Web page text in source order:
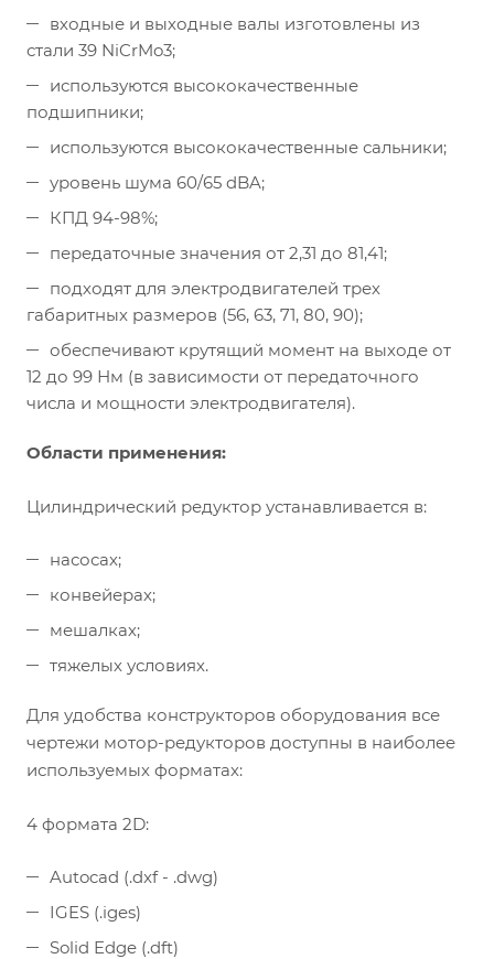
входные и выходные валы изготовлены из
стали 39 NiCrMo3;
используются высококачественные
подшипники;
используются высококачественные сальники;
уровень шума 60/65 dBA;
КПД 94-98%;
передаточные значения от 2,31 до 81,41;
подходят для электродвигателей трех
габаритных размеров (56, 63, 71, 80, 90);
обеспечивают крутящий момент на выходе от
12 до 99 Нм (в зависимости от передаточного
числа и мощности электродвигателя).
Области применения:
Цилиндрический редуктор устанавливается в:
насосах;
конвейерах;
мешалках;
тяжелых условиях.
Для удобства конструкторов оборудования все
чертежи мотор-редукторов доступны в наиболее
используемых форматах:
4 формата 2D:
Autocad (.dxf - .dwg)
IGES (.iges)
Solid Edge (.dft)